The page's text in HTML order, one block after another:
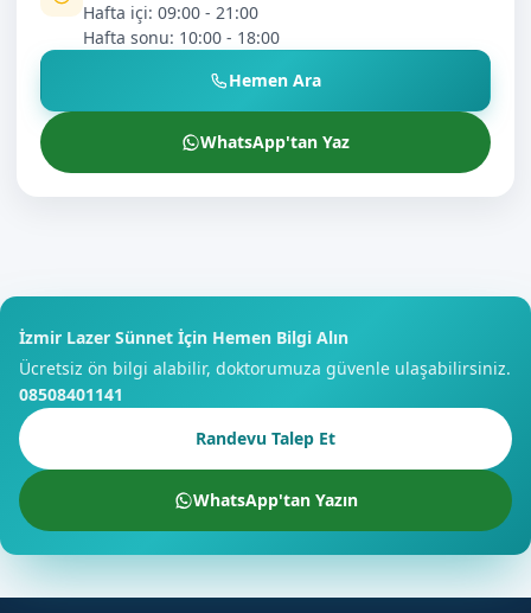
Hafta içi: 09:00 - 21:00
Hafta sonu: 10:00 - 18:00
Hemen Ara
WhatsApp'tan Yaz
İzmir Lazer Sünnet İçin Hemen Bilgi Alın
Ücretsiz ön bilgi alabilir, doktorumuza güvenle ulaşabilirsiniz.
08508401141
Randevu Talep Et
WhatsApp'tan Yazın